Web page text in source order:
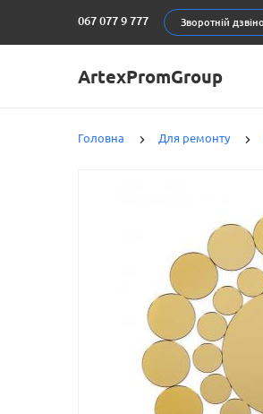
067 077 9 777 Зворотній
ArtexPromGroup
Головна Для ремонту